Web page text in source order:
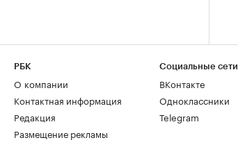
РБК
О компании
Контактная информация
Редакция
Размещение рекламы
Социальные сети
ВКонтакте
Одноклассники
Telegram